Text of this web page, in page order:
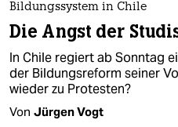
Bildungssystem in Chile
Die Angst der
In Chile regiert ab Sonntag
der Bildungsreform seiner
wieder zu Protesten?
Von Jürgen Vogt